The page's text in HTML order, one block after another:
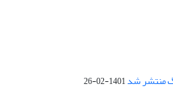
1401-02-26